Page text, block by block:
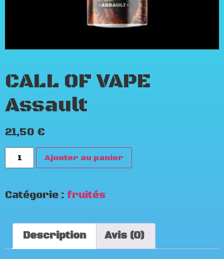
CALL OF VAPE
Assault
21,50 €
Ajouter au panier
Catégorie : fruités
Description Avis (0)